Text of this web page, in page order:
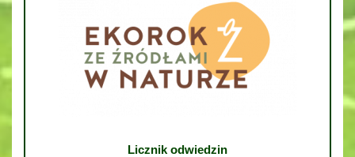
Licznik odwiedzin